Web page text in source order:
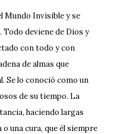
Mundo Invisible y se
deviene de Dios y
con todo y con
de almas que
Se lo conoció como un
de su tiempo. La
haciendo largas
una cura, que él siempre